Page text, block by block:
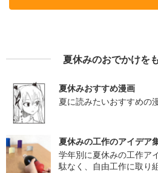
夏休みのおでかけを
夏休みおすすめ漫画
夏に読みたいおすすめの
夏休みの工作のアイデア
学年別に夏休みの工作ア
駄なく、自由工作に取り